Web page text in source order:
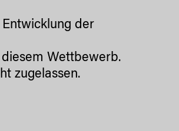
der
Wettbewerb.
zugelassen.